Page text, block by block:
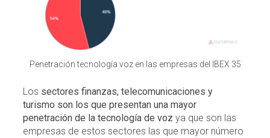
Penetración tecnología voz en las empresas del IBEX 35
Los sectores finanzas, telecomunicaciones y
turismo son los que presentan una mayor
penetración de la tecnología de voz ya que son las
empresas de estos sectores las que mayor número